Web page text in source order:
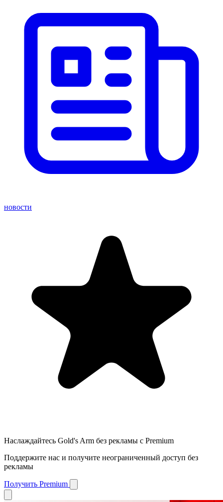
новости
Наслаждайтесь Gold's Arm без рекламы с Premium
Поддержите нас и получите неограниченный доступ без
рекламы
Получить Premium